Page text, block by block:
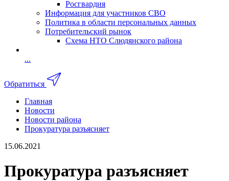
Росгвардия
Информация для участников СВО
Политика в области персональных данных
Потребительский рынок
Схема НТО Слюдянского района
...
Обратиться
Главная
Новости
Новости района
Прокуратура разъясняет
15.06.2021
Прокуратура разъясняет